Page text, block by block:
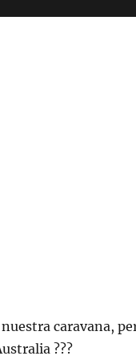
caravana,
???